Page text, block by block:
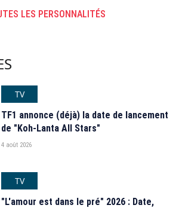
LES PERSONNALITÉS
TV
TF1 annonce (déjà) la date de lancement
de "Koh-Lanta All Stars"
4 août 2026
TV
"L'amour est dans le pré" 2026 : Date,